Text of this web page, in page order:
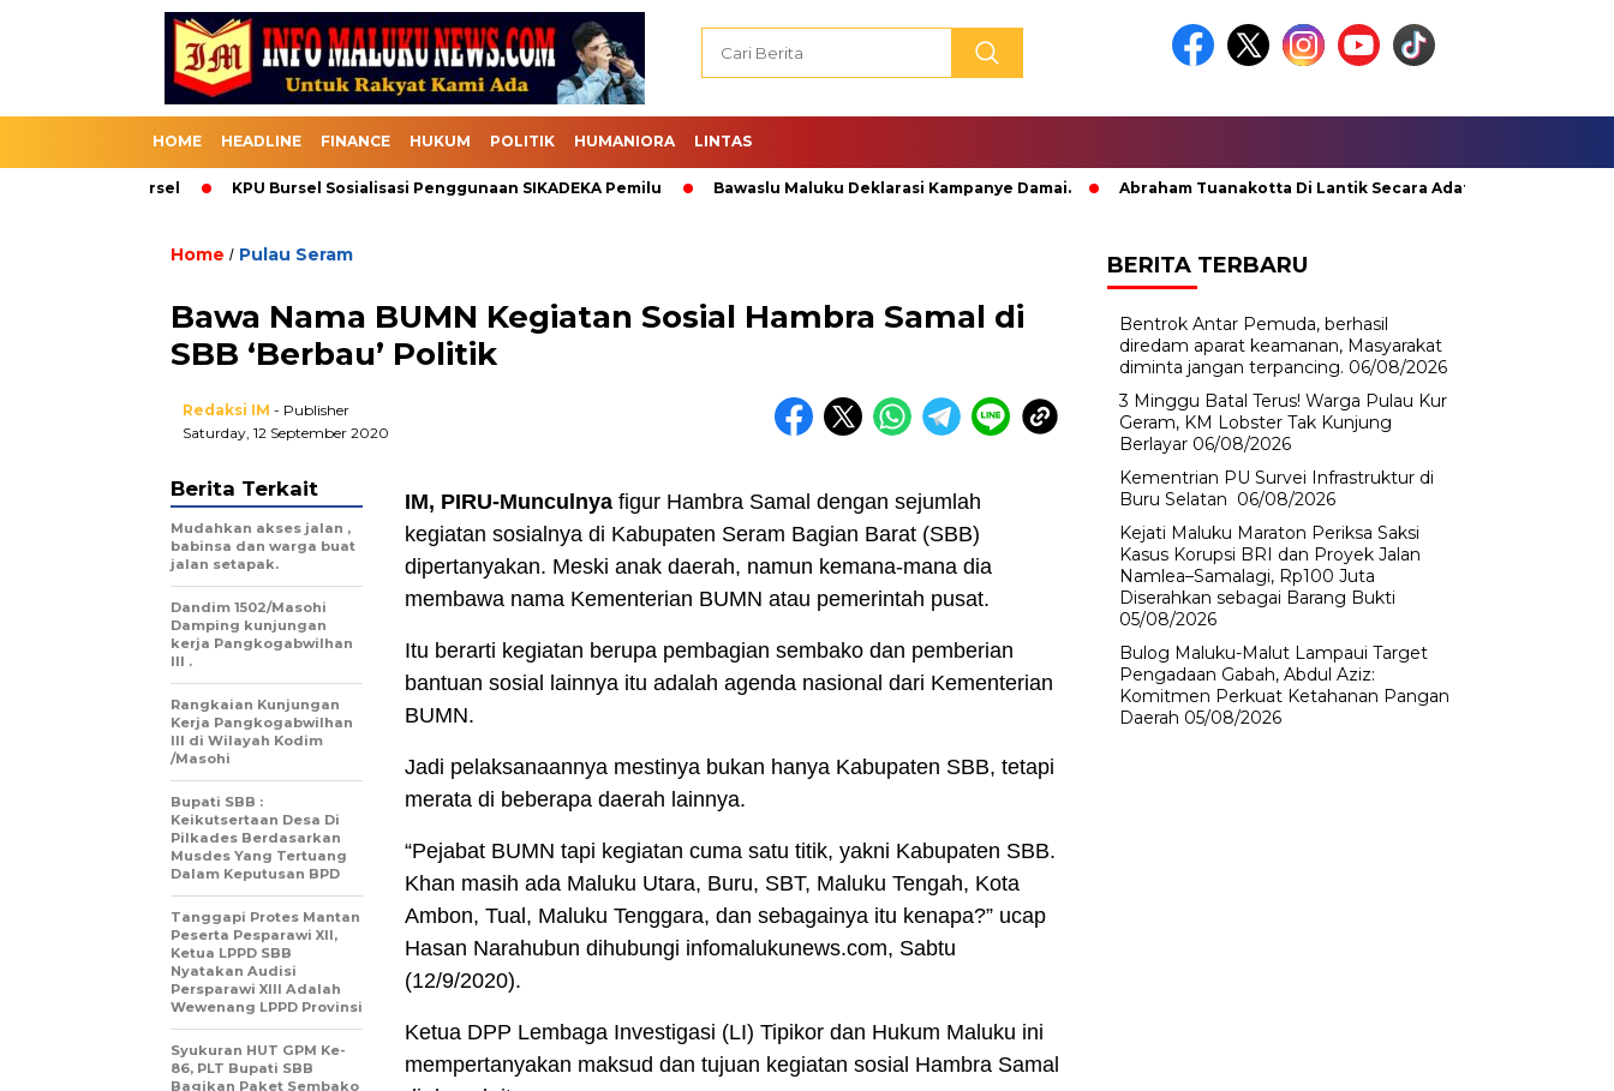
HOME HEADLINE FINANCE HUKUM POLITIK HUMANIORA LINTAS
KPU Bursel Sosialisasi Penggunaan SIKADEKA Pemilu Bawaslu Maluku Deklarasi Kampanye Damai. Abraham Tuanakotta Di Lantik Secara Adat; Pj Bupati Malteng
Home / Pulau Seram
Bawa Nama BUMN Kegiatan Sosial Hambra Samal di
SBB ‘Berbau’ Politik
Redaksi IM - Publisher
Saturday, 12 September 2020
IM, PIRU-Munculnya figur Hambra Samal dengan sejumlah
kegiatan sosialnya di Kabupaten Seram Bagian Barat (SBB)
dipertanyakan. Meski anak daerah, namun kemana-mana dia
membawa nama Kementerian BUMN atau pemerintah pusat.
Itu berarti kegiatan berupa pembagian sembako dan pemberian
bantuan sosial lainnya itu adalah agenda nasional dari Kementerian
BUMN.
Jadi pelaksanaannya mestinya bukan hanya Kabupaten SBB, tetapi
merata di beberapa daerah lainnya.
“Pejabat BUMN tapi kegiatan cuma satu titik, yakni Kabupaten SBB.
Khan masih ada Maluku Utara, Buru, SBT, Maluku Tengah, Kota
Ambon, Tual, Maluku Tenggara, dan sebagainya itu kenapa?” ucap
Hasan Narahubun dihubungi infomalukunews.com, Sabtu
(12/9/2020).
Ketua DPP Lembaga Investigasi (LI) Tipikor dan Hukum Maluku ini
mempertanyakan maksud dan tujuan kegiatan sosial Hambra Samal
Berita Terkait
Mudahkan akses jalan ,
babinsa dan warga buat
jalan setapak.
Dandim 1502/Masohi
Damping kunjungan
kerja Pangkogabwilhan
III .
Rangkaian Kunjungan
Kerja Pangkogabwilhan
III di Wilayah Kodim
/Masohi
Bupati SBB :
Keikutsertaan Desa Di
Pilkades Berdasarkan
Musdes Yang Tertuang
Dalam Keputusan BPD
Tanggapi Protes Mantan
Peserta Pesparawi XII,
Ketua LPPD SBB
Nyatakan Audisi
Persparawi XIII Adalah
Wewenang LPPD Provinsi
Syukuran HUT GPM Ke-
86, PLT Bupati SBB
Bagikan Paket Sembako
BERITA TERBARU
Bentrok Antar Pemuda, berhasil
diredam aparat keamanan, Masyarakat
diminta jangan terpancing. 06/08/2026
3 Minggu Batal Terus! Warga Pulau Kur
Geram, KM Lobster Tak Kunjung
Berlayar 06/08/2026
Kementrian PU Survei Infrastruktur di
Buru Selatan 06/08/2026
Kejati Maluku Maraton Periksa Saksi
Kasus Korupsi BRI dan Proyek Jalan
Namlea–Samalagi, Rp100 Juta
Diserahkan sebagai Barang Bukti
05/08/2026
Bulog Maluku-Malut Lampaui Target
Pengadaan Gabah, Abdul Aziz:
Komitmen Perkuat Ketahanan Pangan
Daerah 05/08/2026